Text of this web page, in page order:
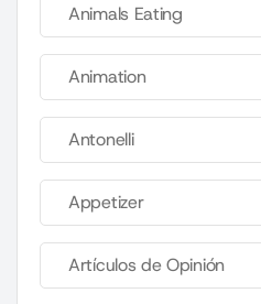
Animals Eating
Animation
Antonelli
Appetizer
Artículos de Opinión